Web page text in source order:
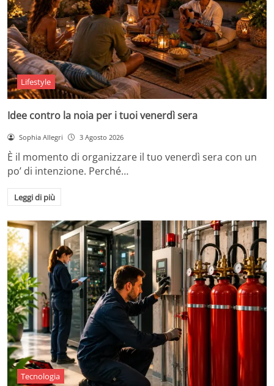
Lifestyle
Idee contro la noia per i tuoi venerdì sera
Sophia Allegri 3 Agosto 2026
È il momento di organizzare il tuo venerdì sera con un
po’ di intenzione. Perché…
Leggi di più
Tecnologia